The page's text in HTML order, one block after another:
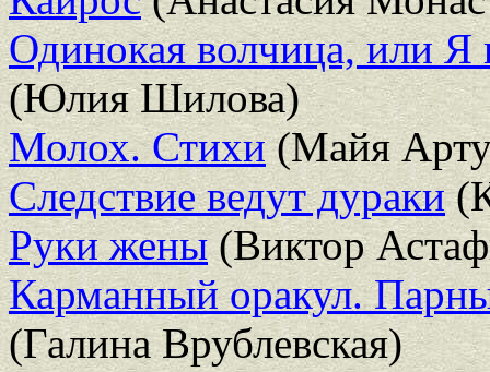
Одинокая волчица, или Я
(Юлия Шилова)
Молох. Стихи(Майя
Следствие ведут дураки
Руки жены(Виктор
Карманный оракул.
(Галина Врублевская)